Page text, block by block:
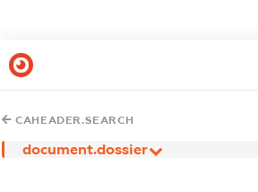
CAHEADER.SEARCH
document.dossier